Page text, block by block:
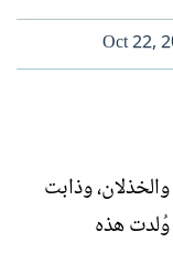
Oct 22,
وذابت
هذه